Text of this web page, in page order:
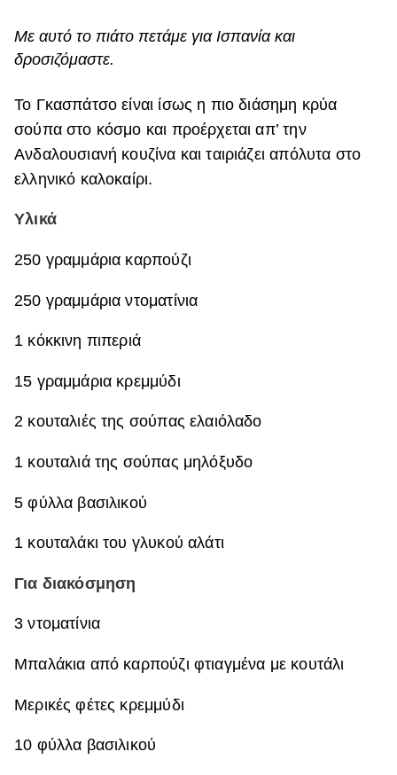
Living
Cooking
Green
Αφιερώματα
Χωρίς Ταμπέλες
Women's Forum
Γάμος
Market News
Με αυτό το πιάτο πετάμε για Ισπανία και
δροσιζόμαστε.
Το Γκασπάτσο είναι ίσως η πιο διάσημη κρύα
σούπα στο κόσμο και προέρχεται απ’ την
Ανδαλουσιανή κουζίνα και ταιριάζει απόλυτα στο
ελληνικό καλοκαίρι.
Υλικά
250 γραμμάρια καρπούζι
250 γραμμάρια ντοματίνια
1 κόκκινη πιπεριά
15 γραμμάρια κρεμμύδι
2 κουταλιές της σούπας ελαιόλαδο
1 κουταλιά της σούπας μηλόξυδο
5 φύλλα βασιλικού
1 κουταλάκι του γλυκού αλάτι
Για διακόσμηση
3 ντοματίνια
Μπαλάκια από καρπούζι φτιαγμένα με κουτάλι
Μερικές φέτες κρεμμύδι
10 φύλλα βασιλικού